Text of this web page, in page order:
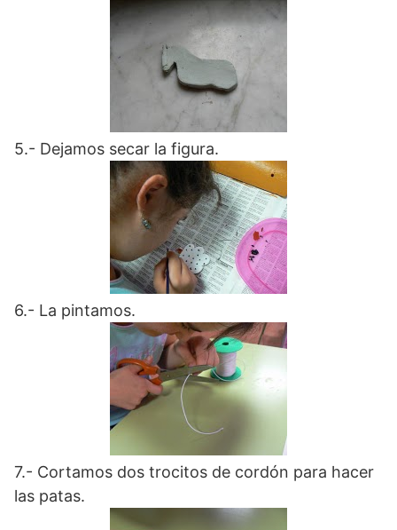
5.- Dejamos secar la figura.
6.- La pintamos.
7.- Cortamos dos trocitos de cordón para hacer
las patas.